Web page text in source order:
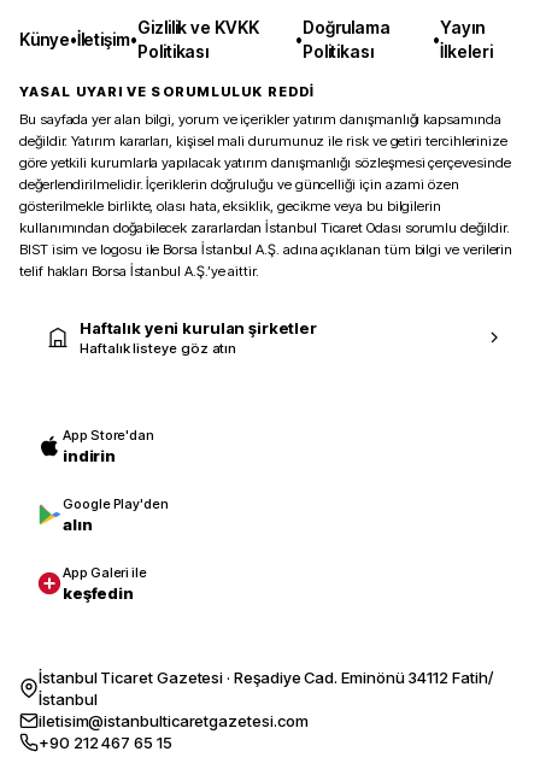
Künye•İletişim•
Gizlilik ve KVKK
Politikası
•
Doğrulama
Politikası
•
Yayın
İlkeleri
YASAL UYARI VE SORUMLULUK REDDİ
Bu sayfada yer alan bilgi, yorum ve içerikler yatırım danışmanlığı kapsamında
değildir. Yatırım kararları, kişisel mali durumunuz ile risk ve getiri tercihlerinize
göre yetkili kurumlarla yapılacak yatırım danışmanlığı sözleşmesi çerçevesinde
değerlendirilmelidir. İçeriklerin doğruluğu ve güncelliği için azami özen
gösterilmekle birlikte, olası hata, eksiklik, gecikme veya bu bilgilerin
kullanımından doğabilecek zararlardan İstanbul Ticaret Odası sorumlu değildir.
BIST isim ve logosu ile Borsa İstanbul A.Ş. adına açıklanan tüm bilgi ve verilerin
telif hakları Borsa İstanbul A.Ş.’ye aittir.
Haftalık yeni kurulan şirketler
Haftalık listeye göz atın
App Store'dan
indirin
Google Play'den
alın
App Galeri ile
keşfedin
İstanbul Ticaret Gazetesi · Reşadiye Cad. Eminönü 34112 Fatih/
İstanbul
iletisim@istanbulticaretgazetesi.com
+90 212 467 65 15